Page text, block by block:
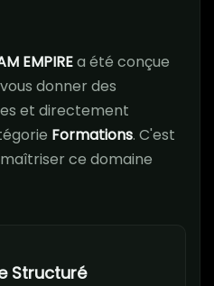
EMPIREa été conçue
donner des
et directement
Formations. C'est
ce domaine
Structuré